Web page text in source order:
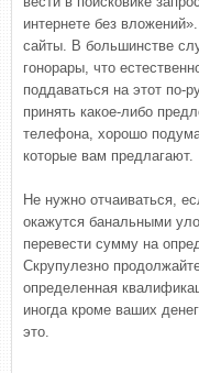
интернете без
сайты. В большинстве
гонорары, что
поддаваться на этот по-
принять какое-либо
телефона, хорошо
которые вам предлагают.
Не нужно отчаиваться,
окажутся банальными
перевести сумму на
Скрупулезно
определенная
иногда кроме ваших
это.